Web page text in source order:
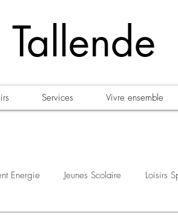
Tallende
Services Vivre ensemble
Energie Jeunes Scolaire Loisirs